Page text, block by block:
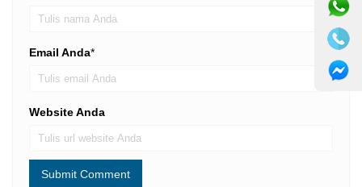
Email Anda*
Website Anda